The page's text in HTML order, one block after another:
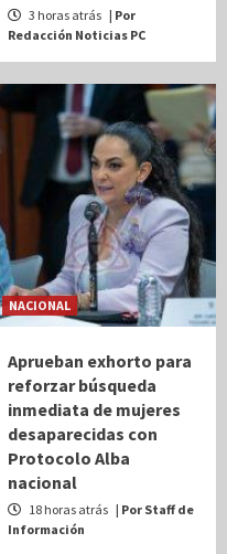
3 horas atrás | Por
Redacción Noticias PC
NACIONAL
Aprueban exhorto para
reforzar búsqueda
inmediata de mujeres
desaparecidas con
Protocolo Alba
nacional
18 horas atrás | Por Staff de
Información